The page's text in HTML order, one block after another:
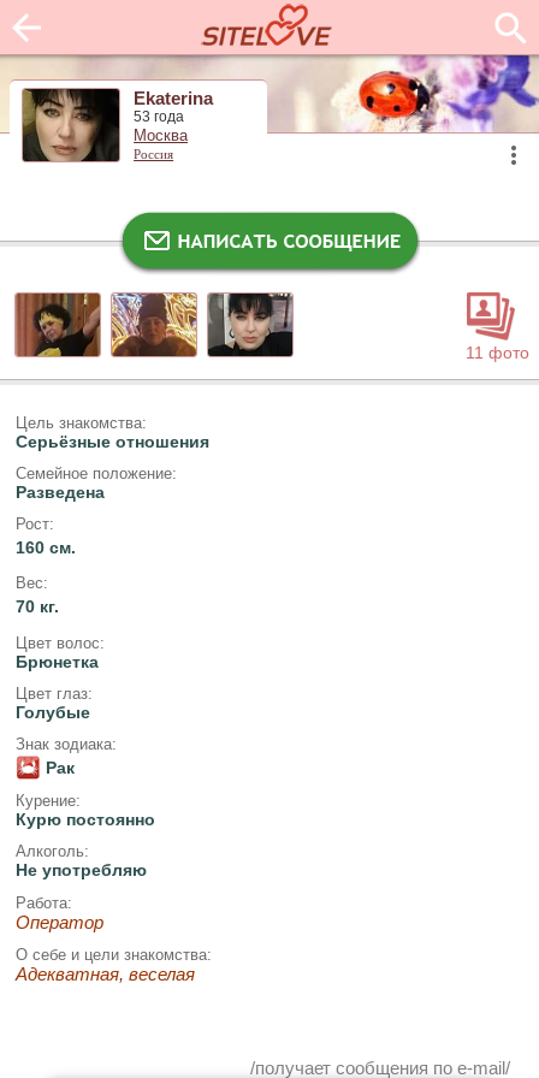
Ekaterina
53 года
Москва
Россия
11 фото
Цель знакомства:
Серьёзные отношения
Семейное положение:
Разведена
Рост:
160 см.
Вес:
70 кг.
Цвет волос:
Брюнетка
Цвет глаз:
Голубые
Знак зодиака:
Рак
Курение:
Курю постоянно
Алкоголь:
Не употребляю
Работа:
Оператор
О себе и цели знакомства:
Адекватная, веселая
/получает сообщения по e-mail/